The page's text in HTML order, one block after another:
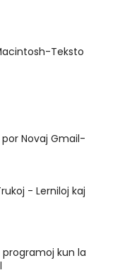
Teksto
Novaj Gmail-
- Lerniloj kaj
programoj kun la